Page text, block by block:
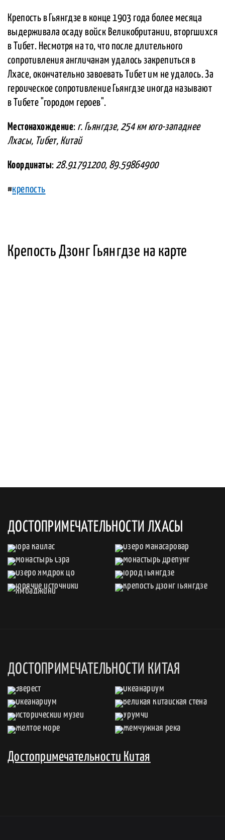
Крепость в Гьянгдзе в конце 1903 года более месяца
выдерживала осаду войск Великобритании, вторгшихся
в Тибет. Несмотря на то, что после длительного
сопротивления англичанам удалось закрепиться в
Лхасе, окончательно завоевать Тибет им не удалось. За
героическое сопротивление Гьянгдзе иногда называют
в Тибете "городом героев".
Местонахождение: г. Гьянгдзе, 254 км юго-западнее
Лхасы, Тибет, Китай
Координаты: 28.91791200, 89.59864900
#крепость
Крепость Дзонг Гьянгдзе на карте
ДОСТОПРИМЕЧАТЕЛЬНОСТИ ЛХАСЫ
ДОСТОПРИМЕЧАТЕЛЬНОСТИ КИТАЯ
Достопримечательности Китая